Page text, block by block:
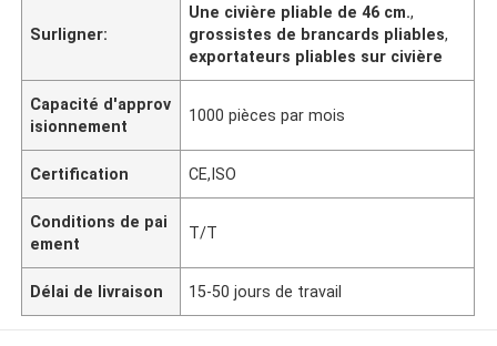
Surligner:
Une civière pliable de 46 cm.,
grossistes de brancards pliables,
exportateurs pliables sur civière
Capacité d'approv
isionnement
1000 pièces par mois
Certification CE,ISO
Conditions de pai
ement
T/T
Délai de livraison 15-50 jours de travail